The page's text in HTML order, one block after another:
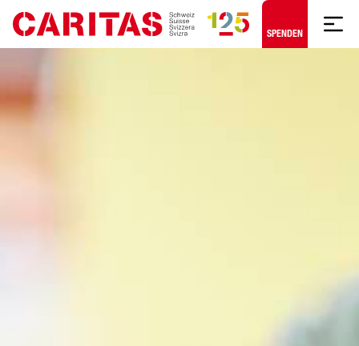
Zum Hauptinhalt springen
SPENDEN